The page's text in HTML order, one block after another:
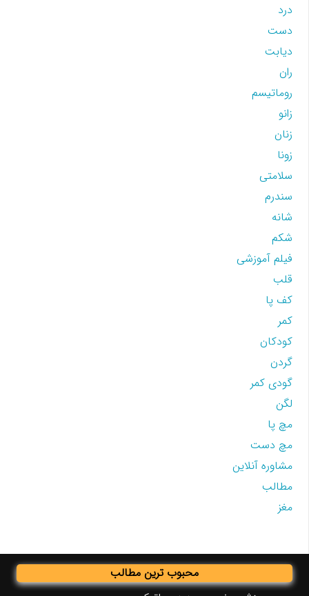
درد
دست
دیابت
ران
روماتیسم
زانو
زنان
زونا
سلامتی
سندرم
شانه
شکم
فیلم آموزشی
قلب
کف پا
کمر
کودکان
گردن
گودی کمر
لگن
مچ پا
مچ دست
مشاوره آنلاین
مطالب
مغز
محبوب ترین مطالب